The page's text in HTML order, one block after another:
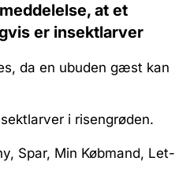
at et
er insektlarver
da en ubuden gæst kan
i risengrøden.
Spar, Min Købmand, Let-